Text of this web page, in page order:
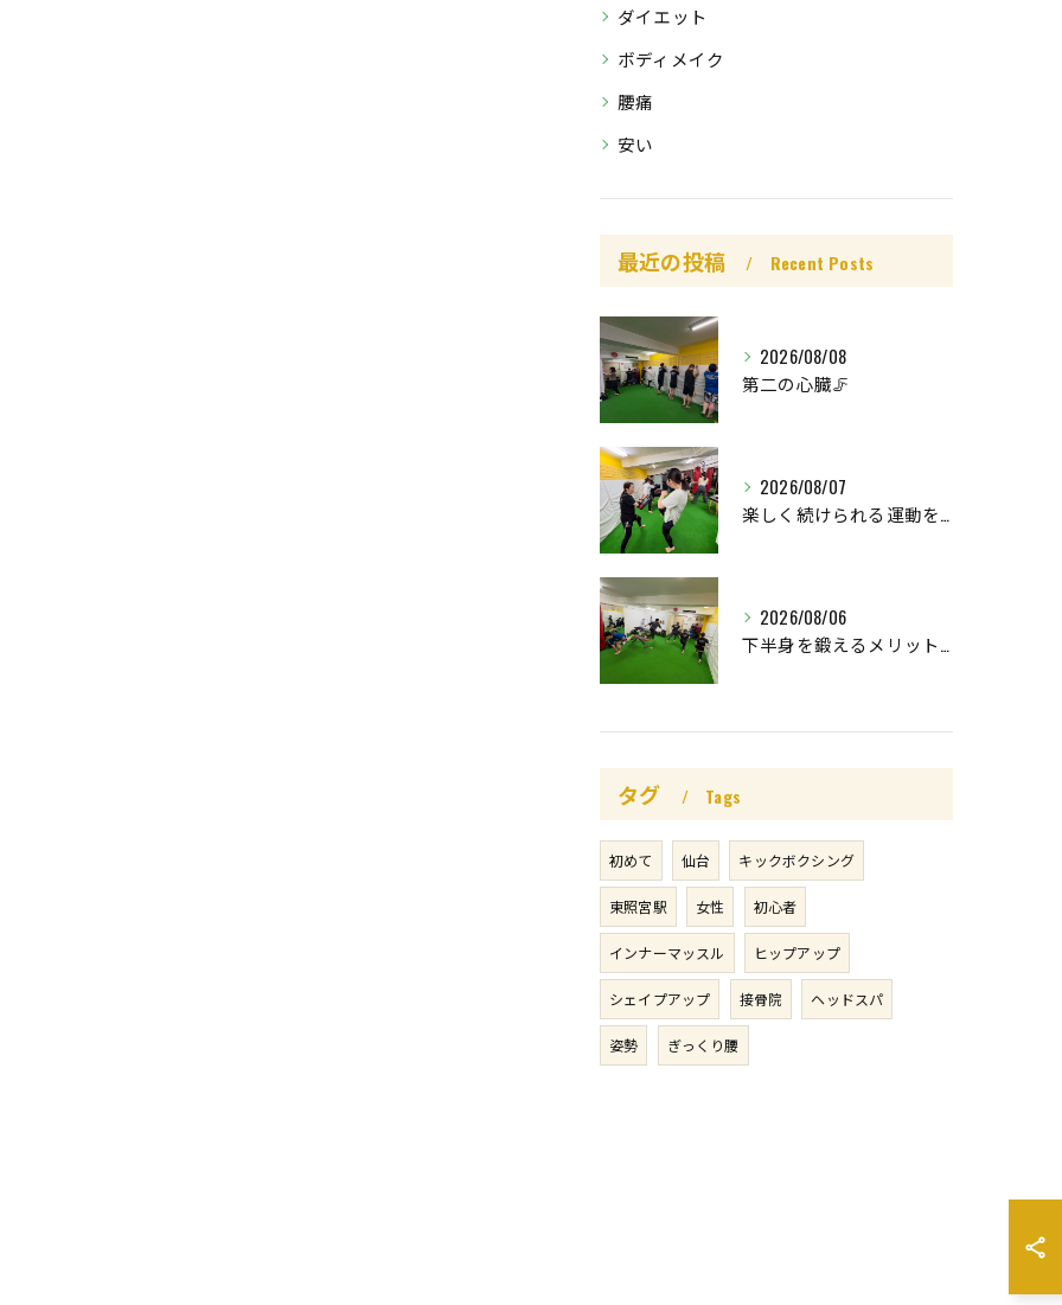
ダイエット
ボディメイク
腰痛
安い
最近の投稿 Recent Posts
2026/08/08
第二の心臓🦵
2026/08/07
楽しく続けられる運動を😊
2026/08/06
下半身を鍛えるメリットはたくさん🤩
タグ Tags
初めて 仙台 キックボクシング
東照宮駅 女性 初心者
インナーマッスル ヒップアップ
シェイプアップ 接骨院 ヘッドスパ
姿勢 ぎっくり腰